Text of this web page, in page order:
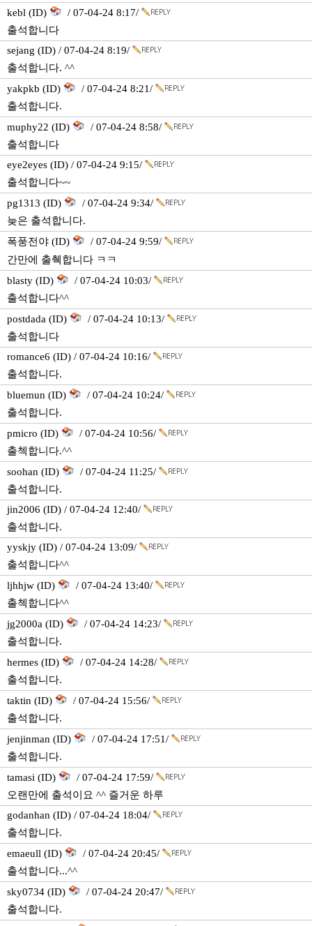
kebl (ID)
/ 07-04-24 8:17/
출석합니다
sejang (ID) / 07-04-24 8:19/
출석합니다. ^^
yakpkb (ID)
/ 07-04-24 8:21/
출석합니다.
muphy22 (ID)
/ 07-04-24 8:58/
출석합니다
eye2eyes (ID) / 07-04-24 9:15/
출석합니다~~
pg1313 (ID)
/ 07-04-24 9:34/
늦은 출석합니다.
폭풍전야 (ID)
/ 07-04-24 9:59/
간만에 출췍합니다 ㅋㅋ
blasty (ID)
/ 07-04-24 10:03/
출석합니다^^
postdada (ID)
/ 07-04-24 10:13/
출석합니다
romance6 (ID) / 07-04-24 10:16/
출석합니다.
bluemun (ID)
/ 07-04-24 10:24/
출석합니다.
pmicro (ID)
/ 07-04-24 10:56/
출첵합니다.^^
soohan (ID)
/ 07-04-24 11:25/
출석합니다.
jin2006 (ID) / 07-04-24 12:40/
출석합니다.
yyskjy (ID) / 07-04-24 13:09/
출석합니다^^
ljhhjw (ID)
/ 07-04-24 13:40/
출첵합니다^^
jg2000a (ID)
/ 07-04-24 14:23/
출석합니다.
hermes (ID)
/ 07-04-24 14:28/
출석합니다.
taktin (ID)
/ 07-04-24 15:56/
출석합니다.
jenjinman (ID)
/ 07-04-24 17:51/
출석합니다.
tamasi (ID)
/ 07-04-24 17:59/
오랜만에 출석이요 ^^ 즐거운 하루
godanhan (ID) / 07-04-24 18:04/
출석합니다.
emaeull (ID)
/ 07-04-24 20:45/
출석합니다...^^
sky0734 (ID)
/ 07-04-24 20:47/
출석합니다.